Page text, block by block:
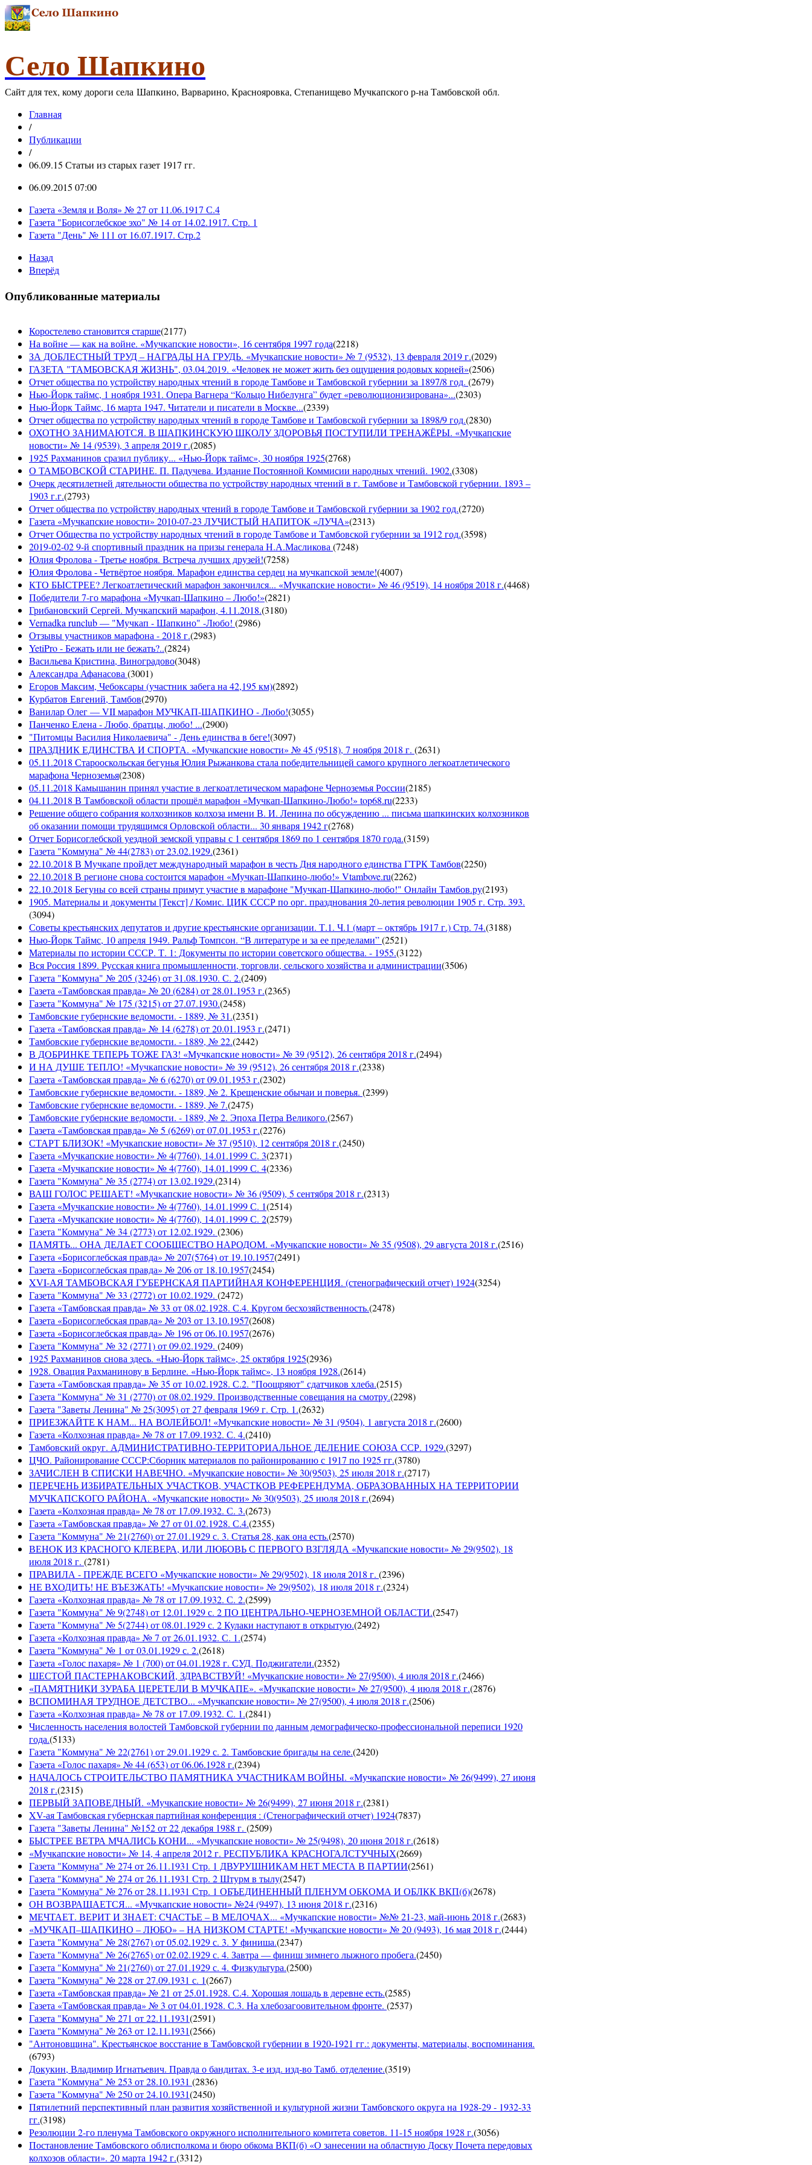
Село Шапкино
Сайт для тех, кому дороги села Шапкино, Варварино, Краснояровка, Степанищево Мучкапского р-на Тамбовской обл.
Главная
/
Публикации
/
06.09.15 Статьи из старых газет 1917 гг.
06.09.2015 07:00
Газета «Земля и Воля» № 27 от 11.06.1917 С.4
Газета "Борисоглебское эхо" № 14 от 14.02.1917. Стр. 1
Газета "День" № 111 от 16.07.1917. Стр.2
Назад
Вперёд
Опубликованные материалы
Коростелево становится старше(2177)
На войне — как на войне. «Мучкапские новости», 16 сентября 1997 года(2218)
ЗА ДОБЛЕСТНЫЙ ТРУД – НАГРАДЫ НА ГРУДЬ. «Мучкапские новости» № 7 (9532), 13 февраля 2019 г.(2029)
ГАЗЕТА "ТАМБОВСКАЯ ЖИЗНЬ", 03.04.2019. «Человек не может жить без ощущения родовых корней»(2506)
Отчет общества по устройству народных чтений в городе Тамбове и Тамбовской губернии за 1897/8 год. (2679)
Нью-Йорк таймс, 1 ноября 1931. Опера Вагнера “Кольцо Нибелунга” будет «революционизирована»...(2303)
Нью-Йорк Таймс, 16 марта 1947. Читатели и писатели в Москве...(2339)
Отчет общества по устройству народных чтений в городе Тамбове и Тамбовской губернии за 1898/9 год.(2830)
ОХОТНО ЗАНИМАЮТСЯ. В ШАПКИНСКУЮ ШКОЛУ ЗДОРОВЬЯ ПОСТУПИЛИ ТРЕНАЖЁРЫ. «Мучкапские
новости» № 14 (9539), 3 апреля 2019 г.(2085)
1925 Рахманинов сразил публику... «Нью-Йорк таймс», 30 ноября 1925(2768)
О ТАМБОВСКОЙ СТАРИНЕ. П. Падучева. Издание Постоянной Коммисии народных чтений. 1902.(3308)
Очерк десятилетней дятельности общества по устройству народных чтений в г. Тамбове и Тамбовской губернии. 1893 –
1903 г.г.(2793)
Отчет общества по устройству народных чтений в городе Тамбове и Тамбовской губернии за 1902 год.(2720)
Газета «Мучкапские новости» 2010-07-23 ЛУЧИСТЫЙ НАПИТОК «ЛУЧА»(2313)
Отчет Общества по устройству народных чтений в городе Тамбове и Тамбовской губернии за 1912 год.(3598)
2019-02-02 9-й спортивный праздник на призы генерала Н.А.Масликова(7248)
Юлия Фролова - Третье ноября. Встреча лучших друзей!(7258)
Юлия Фролова - Четвёртое ноября. Марафон единства сердец на мучкапской земле!(4007)
КТО БЫСТРЕЕ? Легкоатлетический марафон закончился... «Мучкапские новости» № 46 (9519), 14 ноября 2018 г.(4468)
Победители 7-го марафона «Мучкап-Шапкино – Любо!»(2821)
Грибановский Сергей. Мучкапский марафон, 4.11.2018.(3180)
Vernadka runclub — "Мучкап - Шапкино" -Любо! (2986)
Отзывы участников марафона - 2018 г.(2983)
YetiPro - Бежать или не бежать?..(2824)
Васильева Кристина, Виноградово(3048)
Александра Афанасова(3001)
Егоров Максим, Чебоксары (участник забега на 42,195 км)(2892)
Курбатов Евгений, Тамбов(2970)
Ванилар Олег — VII марафон МУЧКАП-ШАПКИНО - Любо!(3055)
Панченко Елена - Любо, братцы, любо! ...(2900)
"Питомцы Василия Николаевича" - День единства в беге!(3097)
ПРАЗДНИК ЕДИНСТВА И СПОРТА. «Мучкапские новости» № 45 (9518), 7 ноября 2018 г. (2631)
05.11.2018 Старооскольская бегунья Юлия Рыжанкова стала победительницей самого крупного легкоатлетического
марафона Черноземья(2308)
05.11.2018 Камышанин принял участие в легкоатлетическом марафоне Черноземья России(2185)
04.11.2018 В Тамбовской области прошёл марафон «Мучкап-Шапкино-Любо!» top68.ru(2233)
Решение общего собрания колхозников колхоза имени В. И. Ленина по обсуждению ... письма шапкинских колхозников
об оказании помощи трудящимся Орловской области... 30 января 1942 г(2768)
Отчет Борисоглебской уездной земской управы с 1 сентября 1869 по 1 сентября 1870 года.(3159)
Газета "Коммуна" № 44(2783) от 23.02.1929.(2361)
22.10.2018 В Мучкапе пройдет международный марафон в честь Дня народного единства ГТРК Тамбов(2250)
22.10.2018 В регионе снова состоится марафон «Мучкап-Шапкино-любо!» Vtambove.ru(2262)
22.10.2018 Бегуны со всей страны примут участие в марафоне "Мучкап-Шапкино-любо!" Онлайн Тамбов.ру(2193)
1905. Материалы и документы [Текст] / Комис. ЦИК СССР по орг. празднования 20-летия революции 1905 г. Стр. 393.
(3094)
Советы крестьянских депутатов и другие крестьянские организации. Т.1. Ч.1 (март – октябрь 1917 г.) Стр. 74.(3188)
Нью-Йорк Таймс, 10 апреля 1949. Ральф Томпсон. “В литературе и за ее пределами”(2521)
Материалы по истории СССР. Т. 1: Документы по истории советского общества. - 1955.(3122)
Вся Россия 1899. Русская книга промышленности, торговли, сельского хозяйства и администрации(3506)
Газета "Коммуна" № 205 (3246) от 31.08.1930. С. 2.(2409)
Газета «Тамбовская правда» № 20 (6284) от 28.01.1953 г.(2365)
Газета "Коммуна" № 175 (3215) от 27.07.1930.(2458)
Тамбовские губернские ведомости. - 1889, № 31.(2351)
Газета «Тамбовская правда» № 14 (6278) от 20.01.1953 г.(2471)
Тамбовские губернские ведомости. - 1889, № 22.(2442)
В ДОБРИНКЕ ТЕПЕРЬ ТОЖЕ ГАЗ! «Мучкапские новости» № 39 (9512), 26 сентября 2018 г.(2494)
И НА ДУШЕ ТЕПЛО! «Мучкапские новости» № 39 (9512), 26 сентября 2018 г.(2338)
Газета «Тамбовская правда» № 6 (6270) от 09.01.1953 г.(2302)
Тамбовские губернские ведомости. - 1889, № 2. Крещенские обычаи и поверья. (2399)
Тамбовские губернские ведомости. - 1889, № 7.(2475)
Тамбовские губернские ведомости. - 1889, № 2. Эпоха Петра Великого.(2567)
Газета «Тамбовская правда» № 5 (6269) от 07.01.1953 г.(2276)
СТАРТ БЛИЗОК! «Мучкапские новости» № 37 (9510), 12 сентября 2018 г.(2450)
Газета «Мучкапские новости» № 4(7760), 14.01.1999 С. 3(2371)
Газета «Мучкапские новости» № 4(7760), 14.01.1999 С. 4(2336)
Газета "Коммуна" № 35 (2774) от 13.02.1929.(2314)
ВАШ ГОЛОС РЕШАЕТ! «Мучкапские новости» № 36 (9509), 5 сентября 2018 г.(2313)
Газета «Мучкапские новости» № 4(7760), 14.01.1999 С. 1(2514)
Газета «Мучкапские новости» № 4(7760), 14.01.1999 С. 2(2579)
Газета "Коммуна" № 34 (2773) от 12.02.1929. (2306)
ПАМЯТЬ... ОНА ДЕЛАЕТ СООБЩЕСТВО НАРОДОМ. «Мучкапские новости» № 35 (9508), 29 августа 2018 г.(2516)
Газета «Борисоглебская правда» № 207(5764) от 19.10.1957(2491)
Газета «Борисоглебская правда» № 206 от 18.10.1957(2454)
XVI-АЯ ТАМБОВСКАЯ ГУБЕРНСКАЯ ПАРТИЙНАЯ КОНФЕРЕНЦИЯ. (стенографический отчет) 1924(3254)
Газета "Коммуна" № 33 (2772) от 10.02.1929. (2472)
Газета «Тамбовская правда» № 33 от 08.02.1928. С.4. Кругом бесхозяйственность.(2478)
Газета «Борисоглебская правда» № 203 от 13.10.1957(2608)
Газета «Борисоглебская правда» № 196 от 06.10.1957(2676)
Газета "Коммуна" № 32 (2771) от 09.02.1929. (2409)
1925 Рахманинов снова здесь. «Нью-Йорк таймс», 25 октября 1925(2936)
1928. Овация Рахманинову в Берлине. «Нью-Йорк таймс», 13 ноября 1928.(2614)
Газета «Тамбовская правда» № 35 от 10.02.1928. С.2. "Поощряют" сдатчиков хлеба.(2515)
Газета "Коммуна" № 31 (2770) от 08.02.1929. Производственные совещания на смотру.(2298)
Газета "Заветы Ленина" № 25(3095) от 27 февраля 1969 г. Стр. 1.(2632)
ПРИЕЗЖАЙТЕ К НАМ... НА ВОЛЕЙБОЛ! «Мучкапские новости» № 31 (9504), 1 августа 2018 г.(2600)
Газета «Колхозная правда» № 78 от 17.09.1932. С. 4.(2410)
Тамбовский округ. АДМИНИСТРАТИВНО-ТЕРРИТОРИАЛЬНОЕ ДЕЛЕНИЕ СОЮЗА ССР. 1929.(3297)
ЦЧО. Районирование СССР:Сборник материалов по районированию с 1917 по 1925 гг.(3780)
ЗАЧИСЛЕН В СПИСКИ НАВЕЧНО. «Мучкапские новости» № 30(9503), 25 июля 2018 г.(2717)
ПЕРЕЧЕНЬ ИЗБИРАТЕЛЬНЫХ УЧАСТКОВ, УЧАСТКОВ РЕФЕРЕНДУМА, ОБРАЗОВАННЫХ НА ТЕРРИТОРИИ
МУЧКАПСКОГО РАЙОНА. «Мучкапские новости» № 30(9503), 25 июля 2018 г.(2694)
Газета «Колхозная правда» № 78 от 17.09.1932. С. 3.(2673)
Газета «Тамбовская правда» № 27 от 01.02.1928. С.4.(2355)
Газета "Коммуна" № 21(2760) от 27.01.1929 с. 3. Статья 28, как она есть.(2570)
ВЕНОК ИЗ КРАСНОГО КЛЕВЕРА, ИЛИ ЛЮБОВЬ С ПЕРВОГО ВЗГЛЯДА «Мучкапские новости» № 29(9502), 18
июля 2018 г. (2781)
ПРАВИЛА - ПРЕЖДЕ ВСЕГО «Мучкапские новости» № 29(9502), 18 июля 2018 г. (2396)
НЕ ВХОДИТЬ! НЕ ВЪЕЗЖАТЬ! «Мучкапские новости» № 29(9502), 18 июля 2018 г.(2324)
Газета «Колхозная правда» № 78 от 17.09.1932. С. 2.(2599)
Газета "Коммуна" № 9(2748) от 12.01.1929 с. 2 ПО ЦЕНТРАЛЬНО-ЧЕРНОЗЕМНОЙ ОБЛАСТИ.(2547)
Газета "Коммуна" № 5(2744) от 08.01.1929 с. 2 Кулаки наступают в открытую.(2492)
Газета «Колхозная правда» № 7 от 26.01.1932. С. 1.(2574)
Газета "Коммуна" № 1 от 03.01.1929 с. 2.(2618)
Газета «Голос пахаря» № 1 (700) от 04.01.1928 г. СУД. Поджигатели.(2352)
ШЕСТОЙ ПАСТЕРНАКОВСКИЙ, ЗДРАВСТВУЙ! «Мучкапские новости» № 27(9500), 4 июля 2018 г.(2466)
«ПАМЯТНИКИ ЗУРАБА ЦЕРЕТЕЛИ В МУЧКАПЕ». «Мучкапские новости» № 27(9500), 4 июля 2018 г.(2876)
ВСПОМИНАЯ ТРУДНОЕ ДЕТСТВО... «Мучкапские новости» № 27(9500), 4 июля 2018 г.(2506)
Газета «Колхозная правда» № 78 от 17.09.1932. С. 1.(2841)
Численность населения волостей Тамбовской губернии по данным демографическо-профессиональной переписи 1920
года.(5133)
Газета "Коммуна" № 22(2761) от 29.01.1929 с. 2. Тамбовские бригады на селе.(2420)
Газета «Голос пахаря» № 44 (653) от 06.06.1928 г.(2394)
НАЧАЛОСЬ СТРОИТЕЛЬСТВО ПАМЯТНИКА УЧАСТНИКАМ ВОЙНЫ. «Мучкапские новости» № 26(9499), 27 июня
2018 г.(2315)
ПЕРВЫЙ ЗАПОВЕДНЫЙ. «Мучкапские новости» № 26(9499), 27 июня 2018 г.(2381)
XV-ая Тамбовская губернская партийная конференция : (Стенографический отчет) 1924(7837)
Газета "Заветы Ленина" №152 от 22 декабря 1988 г. (2509)
БЫСТРЕЕ ВЕТРА МЧАЛИСЬ КОНИ... «Мучкапские новости» № 25(9498), 20 июня 2018 г.(2618)
«Мучкапские новости» № 14, 4 апреля 2012 г. РЕСПУБЛИКА КРАСНОГАЛСТУЧНЫХ(2669)
Газета "Коммуна" № 274 от 26.11.1931 Стр. 1 ДВУРУШНИКАМ НЕТ МЕСТА В ПАРТИИ(2561)
Газета "Коммуна" № 274 от 26.11.1931 Стр. 2 Штурм в тылу(2547)
Газета "Коммуна" № 276 от 28.11.1931 Стр. 1 ОБЪЕДИНЕННЫЙ ПЛЕНУМ ОБКОМА И ОБЛКК ВКП(б)(2678)
ОН ВОЗВРАЩАЕТСЯ... «Мучкапские новости» №24 (9497), 13 июня 2018 г.(2316)
МЕЧТАЕТ. ВЕРИТ И ЗНАЕТ: СЧАСТЬЕ – В МЕЛОЧАХ... «Мучкапские новости» №№ 21-23, май-июнь 2018 г.(2683)
«МУЧКАП–ШАПКИНО – ЛЮБО» – НА НИЗКОМ СТАРТЕ! «Мучкапские новости» № 20 (9493), 16 мая 2018 г.(2444)
Газета "Коммуна" № 28(2767) от 05.02.1929 с. 3. У финиша.(2347)
Газета "Коммуна" № 26(2765) от 02.02.1929 с. 4. Завтра — финиш зимнего лыжного пробега.(2450)
Газета "Коммуна" № 21(2760) от 27.01.1929 с. 4. Физкультура.(2500)
Газета "Коммуна" № 228 от 27.09.1931 с. 1(2667)
Газета «Тамбовская правда» № 21 от 25.01.1928. С.4. Хорошая лошадь в деревне есть.(2585)
Газета «Тамбовская правда» № 3 от 04.01.1928. С.3. На хлебозагоовительном фронте. (2537)
Газета "Коммуна" № 271 от 22.11.1931(2591)
Газета "Коммуна" № 263 от 12.11.1931(2566)
"Антоновщина". Крестьянское восстание в Тамбовской губернии в 1920-1921 гг.: документы, материалы, воспоминания.
(6793)
Докукин, Владимир Игнатьевич. Правда о бандитах. 3-е изд. изд-во Тамб. отделение.(3519)
Газета "Коммуна" № 253 от 28.10.1931 (2836)
Газета "Коммуна" № 250 от 24.10.1931(2450)
Пятилетний перспективный план развития хозяйственной и культурной жизни Тамбовского округа на 1928-29 - 1932-33
гг.(3198)
Резолюции 2-го пленума Тамбовского окружного исполнительного комитета советов. 11-15 ноября 1928 г.(3056)
Постановление Тамбовского облисполкома и бюро обкома ВКП(б) «О занесении на областную Доску Почета передовых
колхозов области». 20 марта 1942 г.(3312)